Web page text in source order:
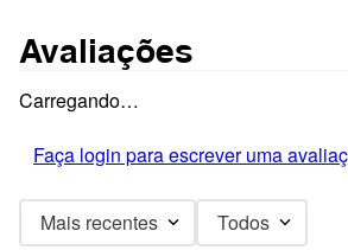
Avaliações
Carregando…
Faça login para escrever uma
Mais recentes Todos